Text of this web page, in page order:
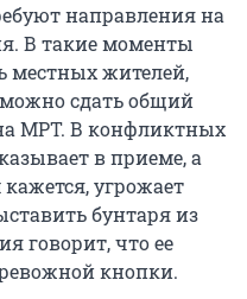
направления на
В такие моменты
местных жителей,
сдать общий
МРТ. В конфликтных
в приеме, а
угрожает
бунтаря из
говорит, что ее
кнопки.